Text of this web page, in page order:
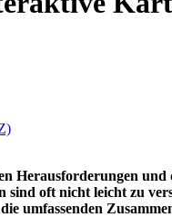
Herausforderungen
sind oft nicht leicht zu
umfassenden